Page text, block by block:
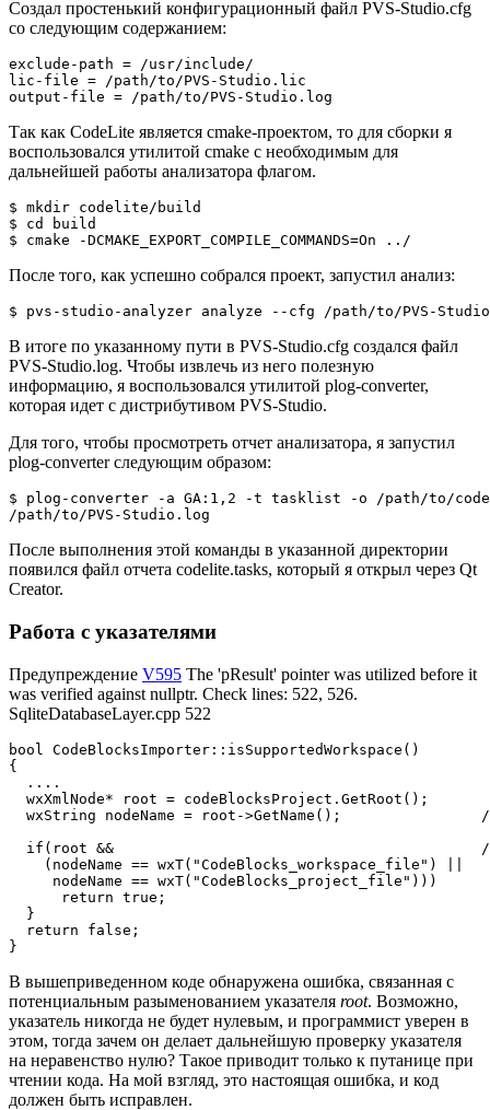
Создал простенький конфигурационный файл PVS-Studio.cfg
со следующим содержанием:
exclude-path = /usr/include/
lic-file = /path/to/PVS-Studio.lic
output-file = /path/to/PVS-Studio.log
Так как CodeLite является cmake-проектом, то для сборки я
воспользовался утилитой cmake с необходимым для
дальнейшей работы анализатора флагом.
$ mkdir codelite/build
$ cd build
$ cmake -DCMAKE_EXPORT_COMPILE_COMMANDS=On ../
После того, как успешно собрался проект, запустил анализ:
$ pvs-studio-analyzer analyze --cfg /path/to/PVS-
В итоге по указанному пути в PVS-Studio.cfg создался файл
PVS-Studio.log. Чтобы извлечь из него полезную
информацию, я воспользовался утилитой plog-converter,
которая идет с дистрибутивом PVS-Studio.
Для того, чтобы просмотреть отчет анализатора, я запустил
plog-converter следующим образом:
$ plog-converter -a GA:1,2 -t tasklist -o /path/to/
/path/to/PVS-Studio.log
После выполнения этой команды в указанной директории
появился файл отчета codelite.tasks, который я открыл через Qt
Creator.
Работа с указателями
Предупреждение V595 The 'pResult' pointer was utilized before it
was verified against nullptr. Check lines: 522, 526.
SqliteDatabaseLayer.cpp 522
bool CodeBlocksImporter::isSupportedWorkspace()
{
  ....
  wxXmlNode* root = codeBlocksProject.GetRoot();
wxString nodeName = root->GetName();
if(root &&
    (nodeName == wxT("CodeBlocks_workspace_file") ||
     nodeName == wxT("CodeBlocks_project_file")))
      return true;
  }
  return false;
}
В вышеприведенном коде обнаружена ошибка, связанная с
потенциальным разыменованием указателя root. Возможно,
указатель никогда не будет нулевым, и программист уверен в
этом, тогда зачем он делает дальнейшую проверку указателя
на неравенство нулю? Такое приводит только к путанице при
чтении кода. На мой взгляд, это настоящая ошибка, и код
должен быть исправлен.